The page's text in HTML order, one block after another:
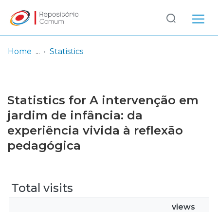
Browse repository
Entities
Log
In
(current)
Home Statistics
Statistics for A intervenção em
jardim de infância: da
experiência vivida à reflexão
pedagógica
Total visits
views